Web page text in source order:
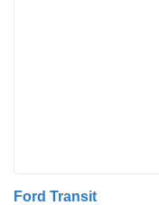
Ford Transit